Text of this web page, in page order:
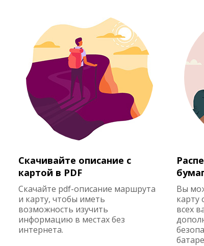
Скачивайте описание с
картой в PDF
Скачайте pdf-описание маршрута
и карту, чтобы иметь
возможность изучить
информацию в местах без
интернета.
Вы
карту
всех